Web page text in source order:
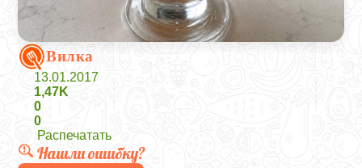
Вилка
13.01.2017
1,47K
0
0
Распечатать
Нашли ошибку?